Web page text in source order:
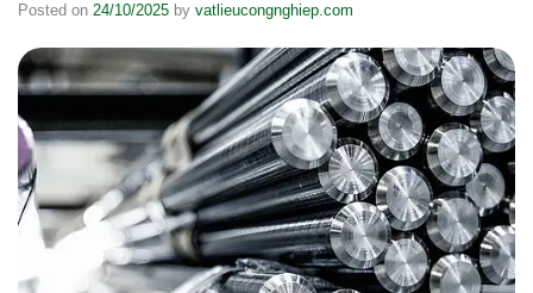
Posted on 24/10/2025 by vatlieucongnghiep.com